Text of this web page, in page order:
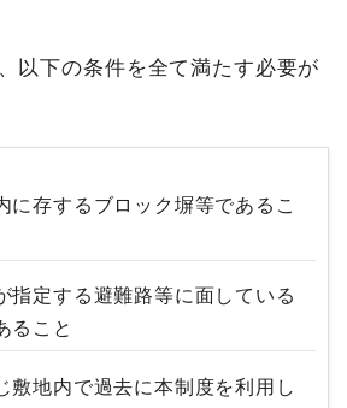
以下の条件を全て満たす必要が
に存するブロック塀等であるこ
指定する避難路等に面している
ること
敷地内で過去に本制度を利用し